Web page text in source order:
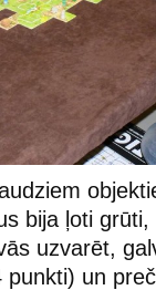
bija ļoti
uzvarēt,
punkti) un